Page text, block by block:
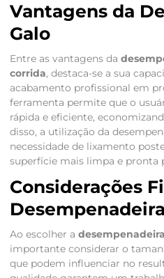
Vantagens da
Galo
Entre as vantagens da
corrida, destaca-se a sua
acabamento profissional em
ferramenta permite que o
rápida e eficiente,
disso, a utilização da
necessidade de lixamento
superfície mais limpa e pronta
Considerações
Ao escolher a
importante considerar o
que podem influenciar no